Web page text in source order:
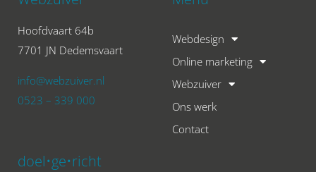
Hoofdvaart 64b
7701 JN Dedemsvaart
info@webzuiver.nl
0523 – 339 000
Webdesign
Online marketing
Webzuiver
Ons werk
Contact
doel•ge•richt